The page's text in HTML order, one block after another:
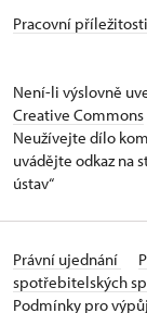
Pracovní
Není-li výslovně
Creative Commons
Neužívejte dílo
uvádějte odkaz na
ústav“
Právní ujednání
spotřebitelských
Podmínky pro